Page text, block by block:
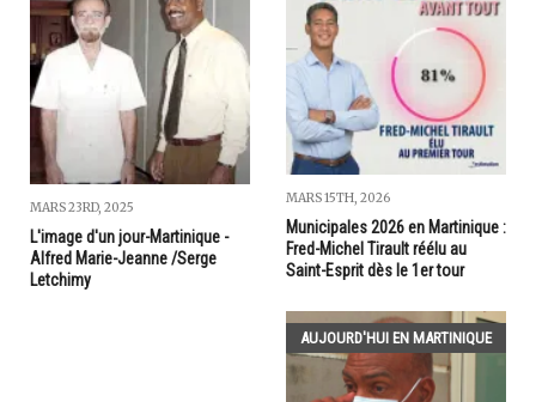
MARS 23RD, 2025
L'image d'un jour-Martinique -
Alfred Marie-Jeanne /Serge
Letchimy
MARS 15TH, 2026
Municipales 2026 en Martinique :
Fred-Michel Tirault réélu au
Saint-Esprit dès le 1er tour
AUJOURD'HUI EN MARTINIQUE